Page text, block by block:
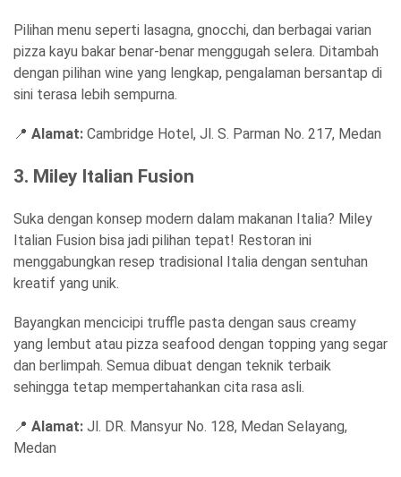
Pilihan menu seperti lasagna, gnocchi, dan berbagai varian
pizza kayu bakar benar-benar menggugah selera. Ditambah
dengan pilihan wine yang lengkap, pengalaman bersantap di
sini terasa lebih sempurna.
📍 Alamat: Cambridge Hotel, Jl. S. Parman No. 217, Medan
3. Miley Italian Fusion
Suka dengan konsep modern dalam makanan Italia? Miley
Italian Fusion bisa jadi pilihan tepat! Restoran ini
menggabungkan resep tradisional Italia dengan sentuhan
kreatif yang unik.
Bayangkan mencicipi truffle pasta dengan saus creamy
yang lembut atau pizza seafood dengan topping yang segar
dan berlimpah. Semua dibuat dengan teknik terbaik
sehingga tetap mempertahankan cita rasa asli.
📍 Alamat: Jl. DR. Mansyur No. 128, Medan Selayang,
Medan